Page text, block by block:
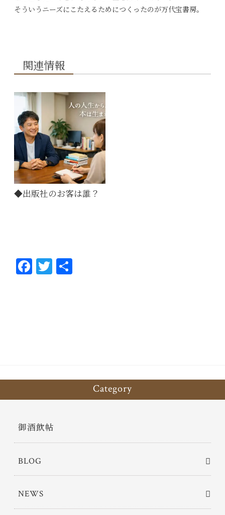
そういうニーズにこたえるためにつくったのが万代宝書房。
関連情報
◆出版社のお客は誰？
Fa T
Category
御酒飲帖
BLOG
NEWS